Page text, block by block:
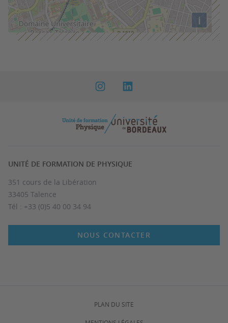
i
UNITÉ DE FORMATION DE PHYSIQUE
351 cours de la Libération
33405 Talence
Tél : +33 (0)5 40 00 34 94
NOUS CONTACTER
PLAN DU SITE